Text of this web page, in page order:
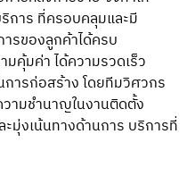
การ ที่ครอบคลุมและมี
รของลูกค้าได้ครบ
มคุ้มค่า ได้ความรวดเร็ว
ารก่อสร้าง โดยทีมวิศวกร
ามชำนาญในงานติดตั้ง
มุ่งเน้นทางด้านการ บริการที่